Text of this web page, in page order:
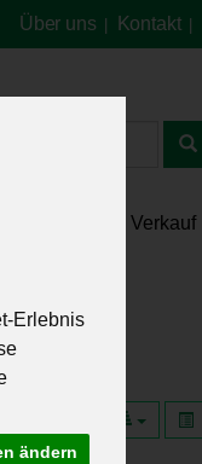
Erlebnis
ändern
Über uns Kontakt|
Verkauf